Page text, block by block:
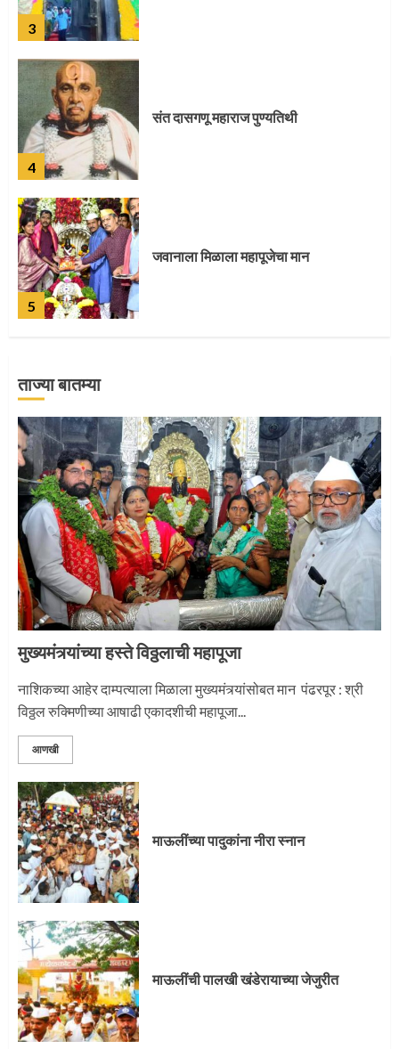
3
4
संत दासगणू महाराज पुण्यतिथी
5
जवानाला मिळाला महापूजेचा मान
1
2
नगरच्या काळे दाम्पत्याला महापूजेचा मान
3
ताज्या बातम्या
मुख्यमंत्र्यांच्या हस्ते विठ्ठलाची महापूजा
नाशिकच्या आहेर दाम्पत्याला मिळाला मुख्यमंत्र्यांसोबत मान पंढरपूर : श्री
विठ्ठल रुक्मिणीच्या आषाढी एकादशीची महापूजा...
आणखी
माऊलींच्या पादुकांना नीरा स्नान
माऊलींची पालखी खंडेरायाच्या जेजुरीत
3
4